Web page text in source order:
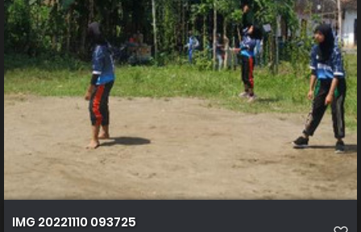
IMG 20221110 093725